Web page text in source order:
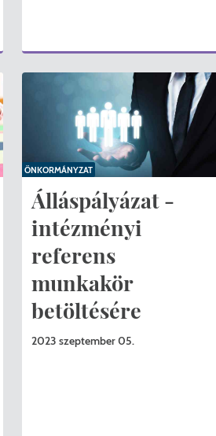
Álláspályázat -
intézményi
referens
munkakör
betöltésére
2023 szeptember 05.
ÖNKORMÁNYZAT